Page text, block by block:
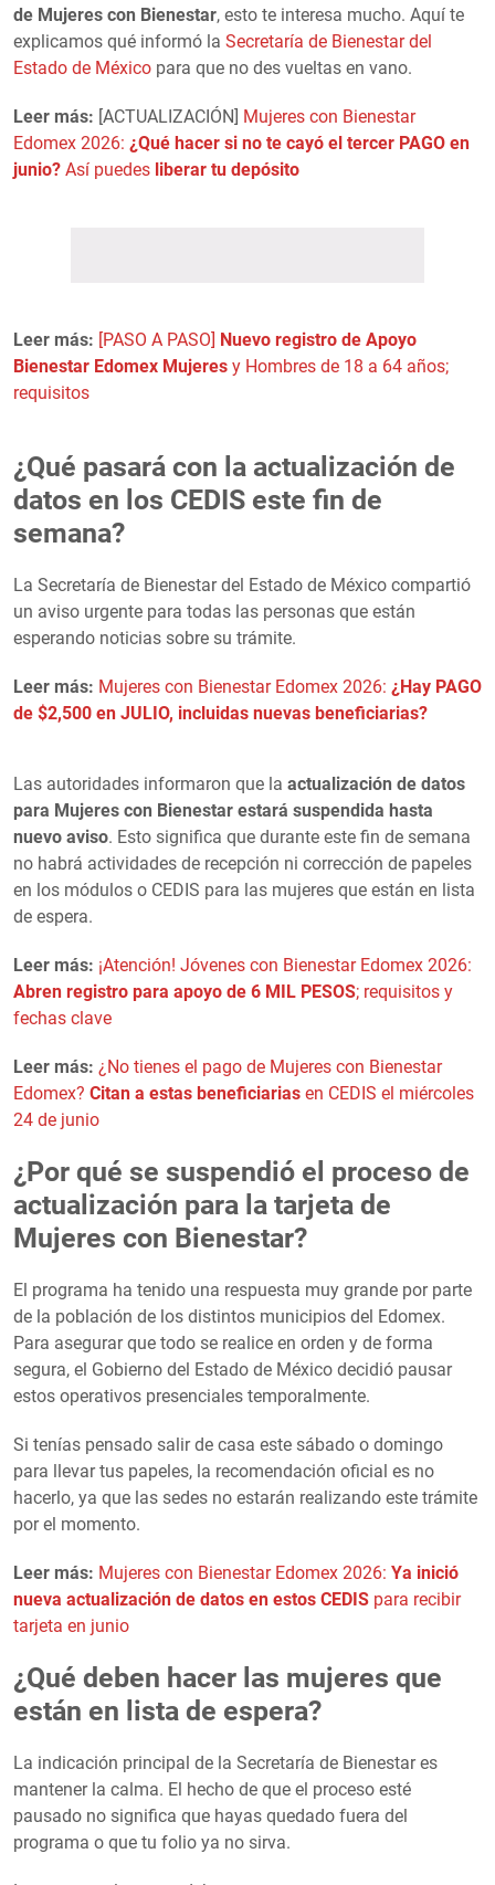
de Mujeres con Bienestar, esto te interesa mucho. Aquí te
explicamos qué informó la Secretaría de Bienestar del
Estado de México para que no des vueltas en vano.
Leer más: [ACTUALIZACIÓN] Mujeres con Bienestar
Edomex 2026: ¿Qué hacer si no te cayó el tercer PAGO en
junio? Así puedes liberar tu depósito
Leer más: [PASO A PASO] Nuevo registro de Apoyo
Bienestar Edomex Mujeres y Hombres de 18 a 64 años;
requisitos
¿Qué pasará con la actualización de
datos en los CEDIS este fin de
semana?
La Secretaría de Bienestar del Estado de México compartió
un aviso urgente para todas las personas que están
esperando noticias sobre su trámite.
Leer más: Mujeres con Bienestar Edomex 2026: ¿Hay PAGO
de $2,500 en JULIO, incluidas nuevas beneficiarias?
Las autoridades informaron que la actualización de datos
para Mujeres con Bienestar estará suspendida hasta
nuevo aviso. Esto significa que durante este fin de semana
no habrá actividades de recepción ni corrección de papeles
en los módulos o CEDIS para las mujeres que están en lista
de espera.
Leer más: ¡Atención! Jóvenes con Bienestar Edomex 2026:
Abren registro para apoyo de 6 MIL PESOS; requisitos y
fechas clave
Leer más: ¿No tienes el pago de Mujeres con Bienestar
Edomex? Citan a estas beneficiarias en CEDIS el miércoles
24 de junio
¿Por qué se suspendió el proceso de
actualización para la tarjeta de
Mujeres con Bienestar?
El programa ha tenido una respuesta muy grande por parte
de la población de los distintos municipios del Edomex.
Para asegurar que todo se realice en orden y de forma
segura, el Gobierno del Estado de México decidió pausar
estos operativos presenciales temporalmente.
Si tenías pensado salir de casa este sábado o domingo
para llevar tus papeles, la recomendación oficial es no
hacerlo, ya que las sedes no estarán realizando este trámite
por el momento.
Leer más: Mujeres con Bienestar Edomex 2026: Ya inició
nueva actualización de datos en estos CEDIS para recibir
tarjeta en junio
¿Qué deben hacer las mujeres que
están en lista de espera?
La indicación principal de la Secretaría de Bienestar es
mantener la calma. El hecho de que el proceso esté
pausado no significa que hayas quedado fuera del
programa o que tu folio ya no sirva.